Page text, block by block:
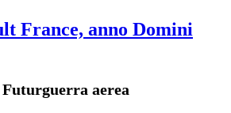
France, anno Domini
aerea